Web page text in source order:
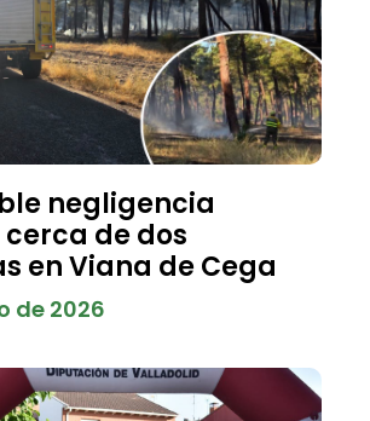
negligencia
de dos
en Viana de Cega
de 2026